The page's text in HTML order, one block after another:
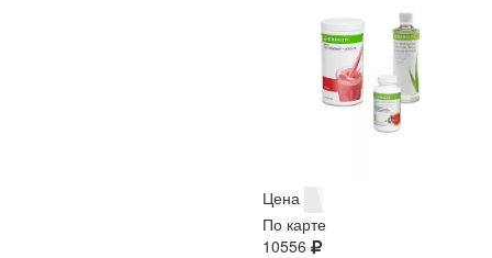
Цена
По карте
10556